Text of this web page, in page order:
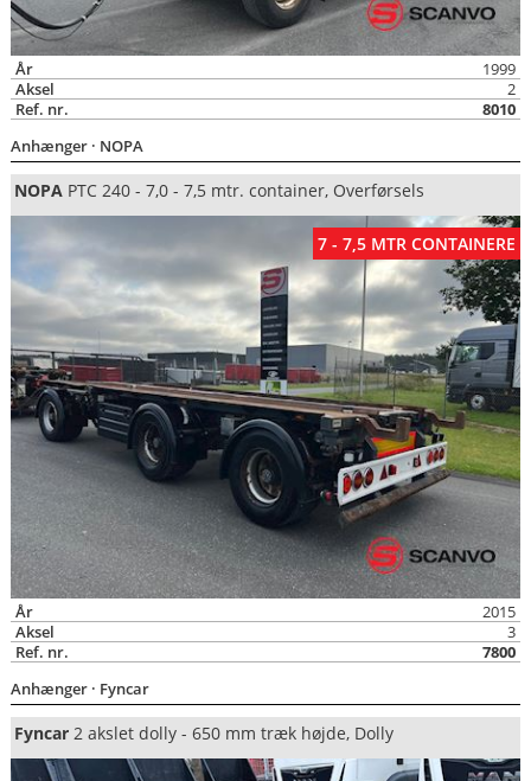
År
1999
Aksel
2
Ref. nr.
8010
Anhænger· NOPA
NOPAPTC 240 - 7,0 - 7,5 mtr. container, Overførsels
7 - 7,5 MTR CONTAINERE
År
2015
Aksel
3
Ref. nr.
7800
Anhænger· Fyncar
Fyncar2 akslet dolly - 650 mm træk højde, Dolly